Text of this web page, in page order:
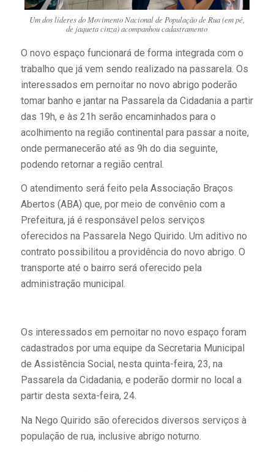
Um dos líderes do Movimento Nacional de População de Rua (em pé,
de jaqueta cinza) acompanhou cadastramento
O novo espaço funcionará de forma integrada com o
trabalho que já vem sendo realizado na passarela. Os
interessados em pernoitar no novo abrigo poderão
tomar banho e jantar na Passarela da Cidadania a partir
das 19h, e às 21h serão encaminhados para o
acolhimento na região continental para passar a noite,
onde permanecerão até as 9h do dia seguinte,
podendo retornar a região central.
O atendimento será feito pela Associação Braços
Abertos (ABA) que, por meio de convênio com a
Prefeitura, já é responsável pelos serviços
oferecidos na Passarela Nego Quirido. Um aditivo no
contrato possibilitou a providência do novo abrigo. O
transporte até o bairro será oferecido pela
administração municipal.
Os interessados em pernoitar no novo espaço foram
cadastrados por uma equipe da Secretaria Municipal
de Assistência Social, nesta quinta-feira, 23, na
Passarela da Cidadania, e poderão dormir no local a
partir desta sexta-feira, 24.
Na Nego Quirido são oferecidos diversos serviços à
população de rua, inclusive abrigo noturno.